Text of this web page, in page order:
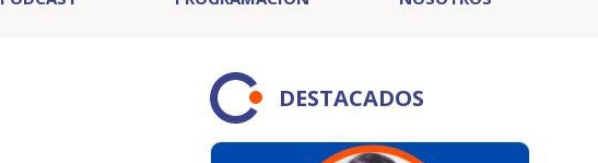
DESTACADOS